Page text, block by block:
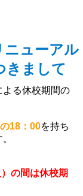
ニューアル
きまして
る休校期間の
18：00を持ち
の間は休校期